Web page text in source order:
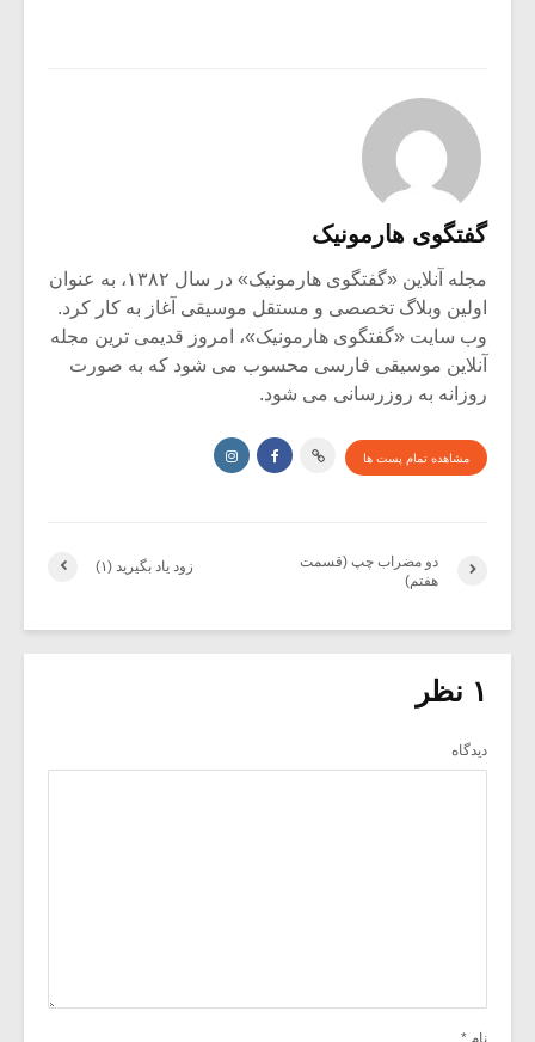
گفتگوی هارمونیک
مجله آنلاین «گفتگوی هارمونیک» در سال ۱۳۸۲، به عنوان
اولین وبلاگ تخصصی و مستقل موسیقی آغاز به کار کرد.
وب سایت «گفتگوی هارمونیک»، امروز قدیمی ترین مجله
آنلاین موسیقی فارسی محسوب می شود که به صورت
روزانه به روزرسانی می شود.
مشاهده تمام پست ها
زود یاد بگیرید (۱)
دو مضراب چپ (قسمت
هفتم)
۱ نظر
دیدگاه
نام *